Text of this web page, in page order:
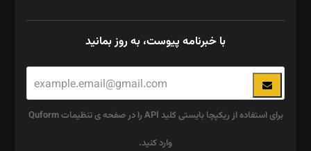
با خبرنامه پیوست، به روز بمانید
برای استفاده از ریکپچا بایستی کلید API را در صفحه ی تنظیمات Quform
وارد کنید.